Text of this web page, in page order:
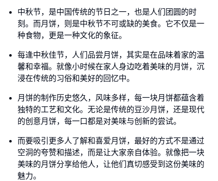
中秋节，是中国传统的节日之一，也是人们团圆的时
刻。而月饼，则是中秋节不可或缺的美食。它不仅是一
种食物，更是一种文化的象征。
每逢中秋佳节，人们品尝月饼，其实是在品味着家的温
馨和幸福。就像小时候在家人身边吃着美味的月饼，沉
浸在传统的习俗和美好的回忆中。
月饼的制作历史悠久，风味多样，每一块月饼都蕴含着
独特的工艺和文化。无论是传统的豆沙月饼，还是现代
的创意月饼，每一口都是对美味与创新的尝试。
而要吸引更多人了解和喜爱月饼，最好的方式不是通过
空洞的夸赞和描述，而是让大家亲自体验。就像把一块
美味的月饼分享给他人，让他们真切感受到这份美味的
魅力。